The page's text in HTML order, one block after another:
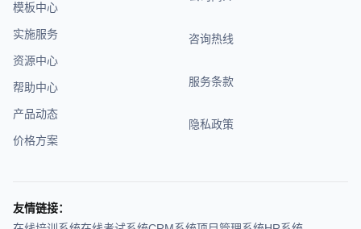
模板中心
实施服务
资源中心
帮助中心
产品动态
价格方案
咨询热线
服务条款
隐私政策
友情链接：